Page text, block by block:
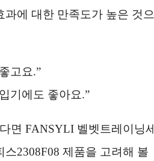
에 대한 만족도가 높은 것으
고요.”
기에도 좋아요.”
면 FANSYLI 벨벳트레이닝세
2308F08 제품을 고려해 볼